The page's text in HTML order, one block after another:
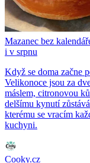
Mazanec bez
i v srpnu
Když se doma začne
Velikonoce jsou za
máslem, citronovou
delšímu kynutí
kterému se vracím
kuchyni.
Cooky.cz